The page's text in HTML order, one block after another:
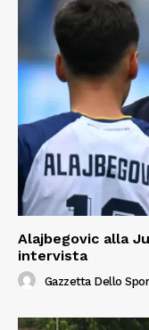
Alajbegovic alla
intervista
Gazzetta Dello